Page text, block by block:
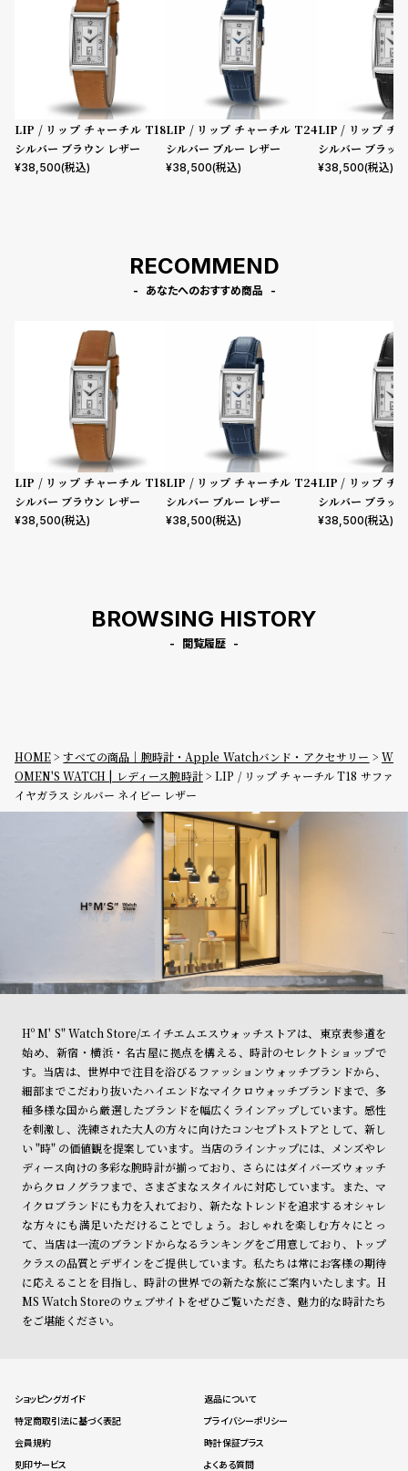
LIP / リップ チャーチル T18
シルバー ブラウン レザー
¥38,500(税込)
LIP / リップ チャーチル T24
シルバー ブルー レザー
¥38,500(税込)
LIP / リップ チ
シルバー ブラッ
¥38,500(税込)
RECOMMEND
あなたへのおすすめ商品
LIP / リップ チャーチル T18
シルバー ブラウン レザー
¥38,500(税込)
LIP / リップ チャーチル T24
シルバー ブルー レザー
¥38,500(税込)
LIP / リップ チ
シルバー ブラッ
¥38,500(税込)
BROWSING HISTORY
閲覧履歴
HOME すべての商品｜腕時計・Apple Watchバンド・アクセサリー
W
OMEN'S WATCH | レディース腕時計
LIP / リップ チャーチル T18 サファ
イヤガラス シルバー ネイビー レザー
Hº M' S" Watch Store/エイチエムエスウォッチストアは、東京表参道を
始め、新宿・横浜・名古屋に拠点を構える、時計のセレクトショップで
す。当店は、世界中で注目を浴びるファッションウォッチブランドから、
細部までこだわり抜いたハイエンドなマイクロウォッチブランドまで、多
種多様な国から厳選したブランドを幅広くラインアップしています。感性
を刺激し、洗練された大人の方々に向けたコンセプトストアとして、新し
い "時" の価値観を提案しています。当店のラインナップには、メンズやレ
ディース向けの多彩な腕時計が揃っており、さらにはダイバーズウォッチ
からクロノグラフまで、さまざまなスタイルに対応しています。また、マ
イクロブランドにも力を入れており、新たなトレンドを追求するオシャレ
な方々にも満足いただけることでしょう。おしゃれを楽しむ方々にとっ
て、当店は一流のブランドからなるランキングをご用意しており、トップ
クラスの品質とデザインをご提供しています。私たちは常にお客様の期待
に応えることを目指し、時計の世界での新たな旅にご案内いたします。H
MS Watch Storeのウェブサイトをぜひご覧いただき、魅力的な時計たち
をご堪能ください。
ショッピングガイド
返品について
特定商取引法に基づく表記
プライバシーポリシー
会員規約
時計保証プラス
刻印サービス
よくある質問